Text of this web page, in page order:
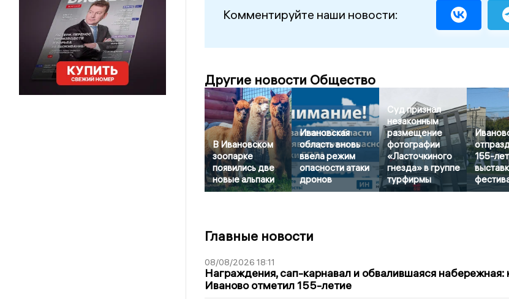
Комментируйте наши новости:
Другие новости Общество
В Ивановском
зоопарке
появились две
новые альпаки
Ивановская
область вновь
ввела режим
опасности атаки
дронов
Суд признал
незаконным
размещение
фотографии
«Ласточкиного
гнезда» в группе
турфирмы
155-
Главные новости
08/08/2026 18:11
Награждения, сап-карнавал и обвалившаяся набережная:
Иваново отметил 155-летие